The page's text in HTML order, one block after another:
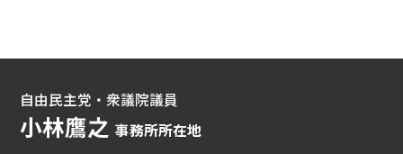
自由民主党・衆議院議員
小林鷹之事務所所在地